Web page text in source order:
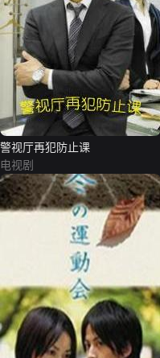
警视厅再犯防止课
电视剧